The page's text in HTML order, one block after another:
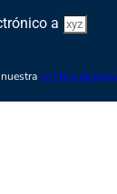
a
política de